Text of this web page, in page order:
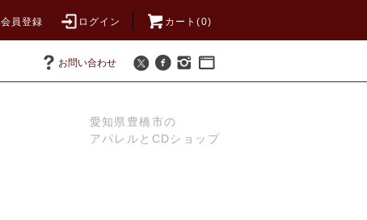
会員登録 ログイン カート(0)
お問い合わせ
愛知県豊橋市の
アパレルとCDショップ